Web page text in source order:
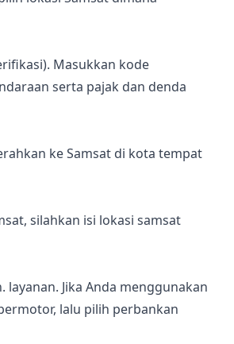
Masukkan kode
serta pajak dan denda
ke Samsat di kota tempat
silahkan isi lokasi samsat
Jika Anda menggunakan
lalu pilih perbankan